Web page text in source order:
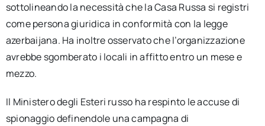
sottolineando la necessità che la Casa Russa si registri
come persona giuridica in conformità con la legge
azerbaijana. Ha inoltre osservato che l’organizzazione
avrebbe sgomberato i locali in affitto entro un mese e
mezzo.
Il Ministero degli Esteri russo ha respinto le accuse di
spionaggio definendole una campagna di